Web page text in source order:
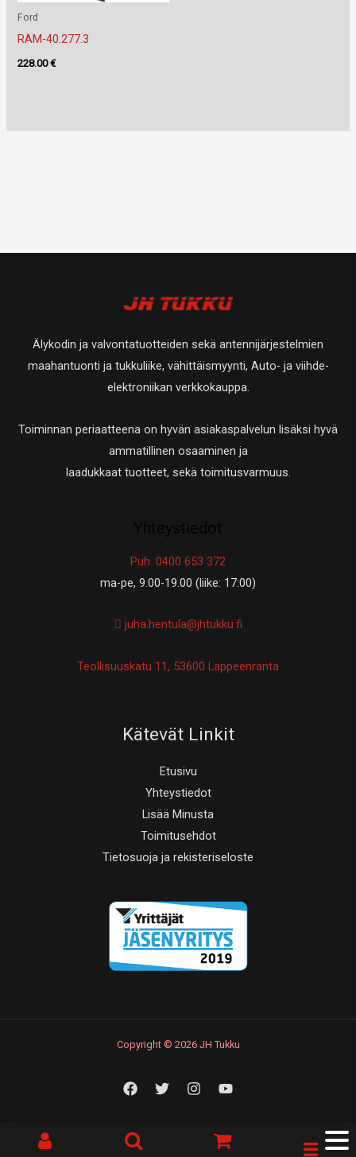
Ford
RAM-40.277.3
228.00€
Älykodin ja valvontatuotteiden sekä antennijärjestelmien
maahantuonti ja tukkuliike, vähittäismyynti, Auto- ja viihde-
elektroniikan verkkokauppa.
Toiminnan periaatteena on hyvän asiakaspalvelun lisäksi hyvä
ammatillinen osaaminen ja
laadukkaat tuotteet, sekä toimitusvarmuus.
Puh. 0400 653 372
ma-pe, 9.00-19.00 (liike: 17:00)
juha.hentula@jhtukku.fi
Teollisuuskatu 11, 53600 Lappeenranta
Kätevät Linkit
Etusivu
Yhteystiedot
Lisää Minusta
Toimitusehdot
Tietosuoja ja rekisteriseloste
Copyright © 2026 JH Tukku